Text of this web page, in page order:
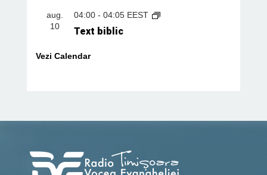
aug.
10
04:00- 04:05 EEST
Text biblic
Vezi Calendar